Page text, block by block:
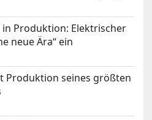
in Produktion: Elektrischer
neue Ära“ ein
Produktion seines größten